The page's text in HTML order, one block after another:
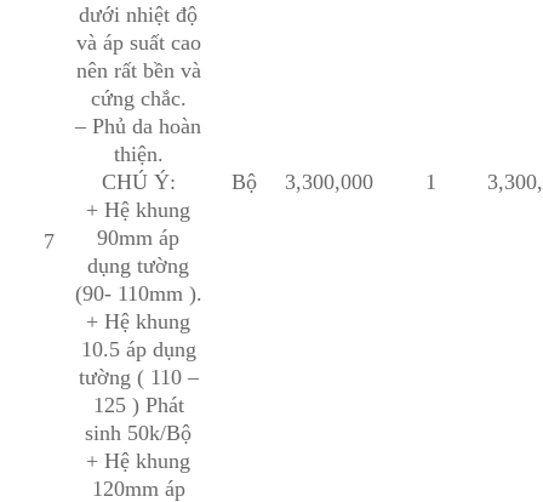
7
dưới nhiệt độ
và áp suất cao
nên rất bền và
cứng chắc.
– Phủ da hoàn
thiện.
CHÚ Ý:
+ Hệ khung
90mm áp
dụng tường
(90- 110mm ).
+ Hệ khung
10.5 áp dụng
tường ( 110 –
125 ) Phát
sinh 50k/Bộ
+ Hệ khung
120mm áp
Bộ 3,300,000 1